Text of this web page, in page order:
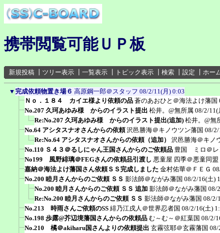
携帯閲覧可能ＵＰ板
新規投稿 ツリー表示 一覧表示 トピック表示 検索 設定 ホー
▼ 完成依頼物置き場６ 高原鋼一郎＠スタッフ 08/2/11(月) 0:03
Ｎｏ．１８４ カイエ様より依頼の品 蒼のあおひと＠海法よけ藩国
No.207 久珂あゆみ様 からのイラスト提出 松井。@無所属 08/2/11(
Re:No.207 久珂あゆみ様 からのイラスト提出(追加) 松井。@無
No.64 アシタスナオさんからの依頼 沢邑勝海＠キノウツン藩国 08/
Re:No.64 アシタスナオさんからの依頼（追加）
沢邑勝海＠キノ
No.110 Ｓ４３＠るしにゃん王国さんからのご依頼品 豊国 ミロ＠レ
No199 風野緋璃＠FEGさんの依頼品引渡し 悪童屋 四季＠悪童同盟
嘉納＠海法よけ藩国さん依頼ＳＳ完成しました 金村佑華＠ＦＥＧ
No.200 睦月さんからのご依頼 ＳＳ 影法師＠ながみ藩国 08/2/16(土)
No.200 睦月さんからのご依頼 ＳＳ 追加 影法師＠ながみ藩国 08/
Re:No.200 睦月さんからのご依頼 ＳＳ 影法師＠ながみ藩国 08/2/
No.213 時雨さんご依頼のSS 緋乃江戌人＠世界忍者国 08/2/16(土)
No.198 歩露@芥辺境藩国さんからの依頼品 む～む～＠紅葉国 08/2/
No.210 橘＠akiharu国さんよりの依頼提出 玄霧弦耶＠玄霧藩国 08/